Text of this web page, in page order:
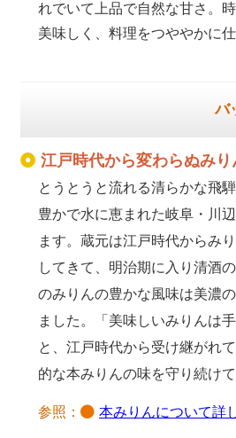
れでいて上品で自然な甘さ。
美味しく、料理をつややかに
バ
江戸時代から変わらぬみり
とうとうと流れる清らかな飛
豊かで水に恵まれた岐阜・川
ます。蔵元は江戸時代からみ
してきて、明治期に入り清酒
のみりんの豊かな風味は美濃
ました。「美味しいみりんは
と、江戸時代から受け継がれ
的な本みりんの味を守り続けて
参照： 本みりんについて詳